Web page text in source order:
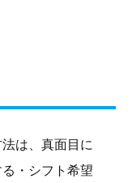
は、真面目に
・シフト希望